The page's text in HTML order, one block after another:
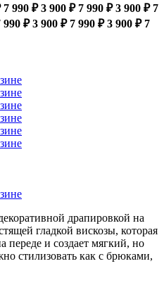
7 990 ₽ 3 900 ₽ 7 990 ₽ 3 900 ₽ 7
990 ₽ 3 900 ₽ 7 990 ₽ 3 900 ₽ 7
драпировкой на
гладкой вискозы, которая
переде и создает мягкий, но
стилизовать как с брюками,